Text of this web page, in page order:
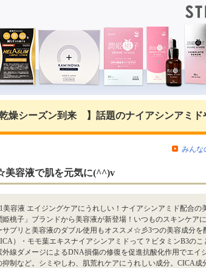
燥シーズン到来 】話題のナイアシンアミド
みんな
美容液で肌を元気に(^^)v
美容液 エイジングケアにうれしい！ナイアシンアミド配合
姫桃子」ブランドから美容液が新登場！いつものスキンケア
サプリと美容液のダブル使用もオススメ☆彡3つの美容成分
）・モモ葉エキスナイアシンアミドって？ビタミンB3の
外線ダメージによるDNA損傷の修復を促進抗酸化作用でエイ
抑制など。シミやしわ、肌荒れケアにうれしい成分。CICA